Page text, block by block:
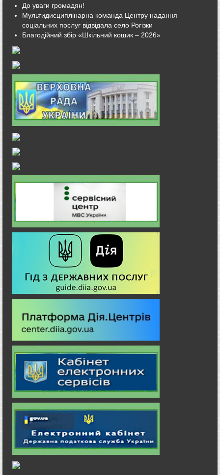
До уваги громадян!
Мультидисциплінарна команда Центру надання
соціальних послуг відвідала село Рогізки
Благодійний збір «Шкільний кошик – 2026»